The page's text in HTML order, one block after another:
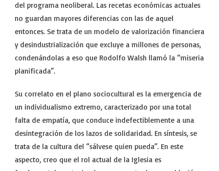
del programa neoliberal. Las recetas económicas actuales
no guardan mayores diferencias con las de aquel
entonces. Se trata de un modelo de valorización financiera
y desindustrialización que excluye a millones de personas,
condenándolas a eso que Rodolfo Walsh llamó la “miseria
planificada”.
Su correlato en el plano sociocultural es la emergencia de
un individualismo extremo, caracterizado por una total
falta de empatía, que conduce indefectiblemente a una
desintegración de los lazos de solidaridad. En síntesis, se
trata de la cultura del “sálvese quien pueda”. En este
aspecto, creo que el rol actual de la Iglesia es